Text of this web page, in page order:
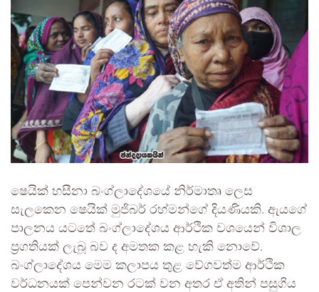
ෂෙයික් හසීනා බංග්ලාදේශයේ නිර්මාතෘ ලෙස
සැලකෙන ෂෙයික් මුජිබර් රහ්මන්ගේ දියණියකි. ඇයගේ
පාලනය යටතේ බංග්ලාදේශය ආර්ථික වශයෙන් විශාල
ප්‍රගතියක් ලැබූ බව ද අමතක කළ හැකි නොවේ.
බංග්ලාදේශය මෙම කලාපය තුළ වේගවත්ම ආර්ථික
වර්ධනයක් පෙන්වන රටක් වන අතර ඒ අතින් පසුගිය